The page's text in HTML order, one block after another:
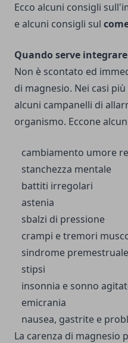
Ecco alcuni consigli
e alcuni consigli sul
Quando serve
Non è scontato ed
di magnesio. Nei casi
alcuni campanelli di
organismo. Eccone
cambiamento umore
stanchezza mentale
battiti irregolari
astenia
sbalzi di pressione
crampi e tremori
sindrome premestruale
stipsi
insonnia e sonno
emicrania
nausea, gastrite e
La carenza di magnesio